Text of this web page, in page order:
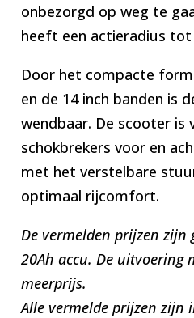
onbezorgd op weg te
heeft een actieradius tot
Door het compacte
en de 14 inch banden is
wendbaar. De scooter is
schokbrekers voor en
met het verstelbare
optimaal rijcomfort.
De vermelden prijzen zijn
20Ah accu. De uitvoering
meerprijs.
Alle vermelde prijzen zijn